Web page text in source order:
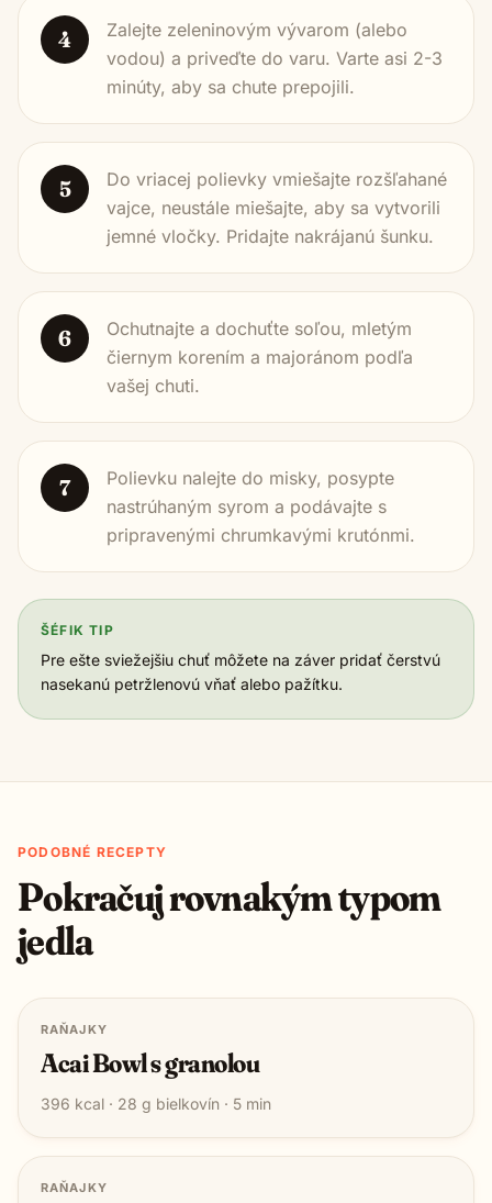
4
Zalejte zeleninovým vývarom (alebo
vodou) a priveďte do varu. Varte asi 2-3
minúty, aby sa chute prepojili.
5
Do vriacej polievky vmiešajte rozšľahané
vajce, neustále miešajte, aby sa vytvorili
jemné vločky. Pridajte nakrájanú šunku.
6
Ochutnajte a dochuťte soľou, mletým
čiernym korením a majoránom podľa
vašej chuti.
7
Polievku nalejte do misky, posypte
nastrúhaným syrom a podávajte s
pripravenými chrumkavými krutónmi.
ŠÉFIK TIP
Pre ešte sviežejšiu chuť môžete na záver pridať čerstvú
nasekanú petržlenovú vňať alebo pažítku.
PODOBNÉ RECEPTY
Pokračuj rovnakým typom
jedla
RAŇAJKY
Acai Bowl s granolou
396 kcal · 28 g bielkovín · 5 min
RAŇAJKY